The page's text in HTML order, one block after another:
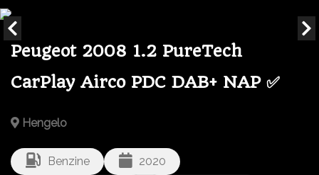
Peugeot 2008 1.2 PureTech
CarPlay Airco PDC DAB+ NAP ✅
Hengelo
Benzine
2020